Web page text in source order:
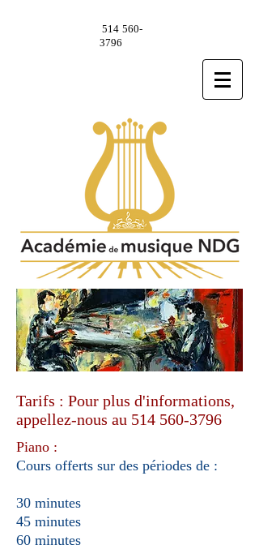
514 560-
3796
Tarifs : Pour plus d'informations,
appellez-nous au 514 560-3796
Piano :
​Cours offerts sur des périodes de :
30 minutes
45 minutes
60 minutes